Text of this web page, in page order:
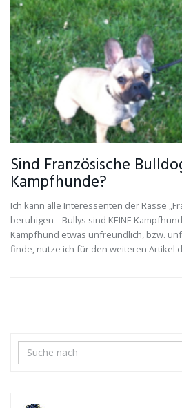
Sind Französische
Kampfhunde?
Ich kann alle Interessenten der Rasse
beruhigen – Bullys sind KEINE
Kampfhund etwas unfreundlich, bzw.
finde, nutze ich für den weiteren Artikel